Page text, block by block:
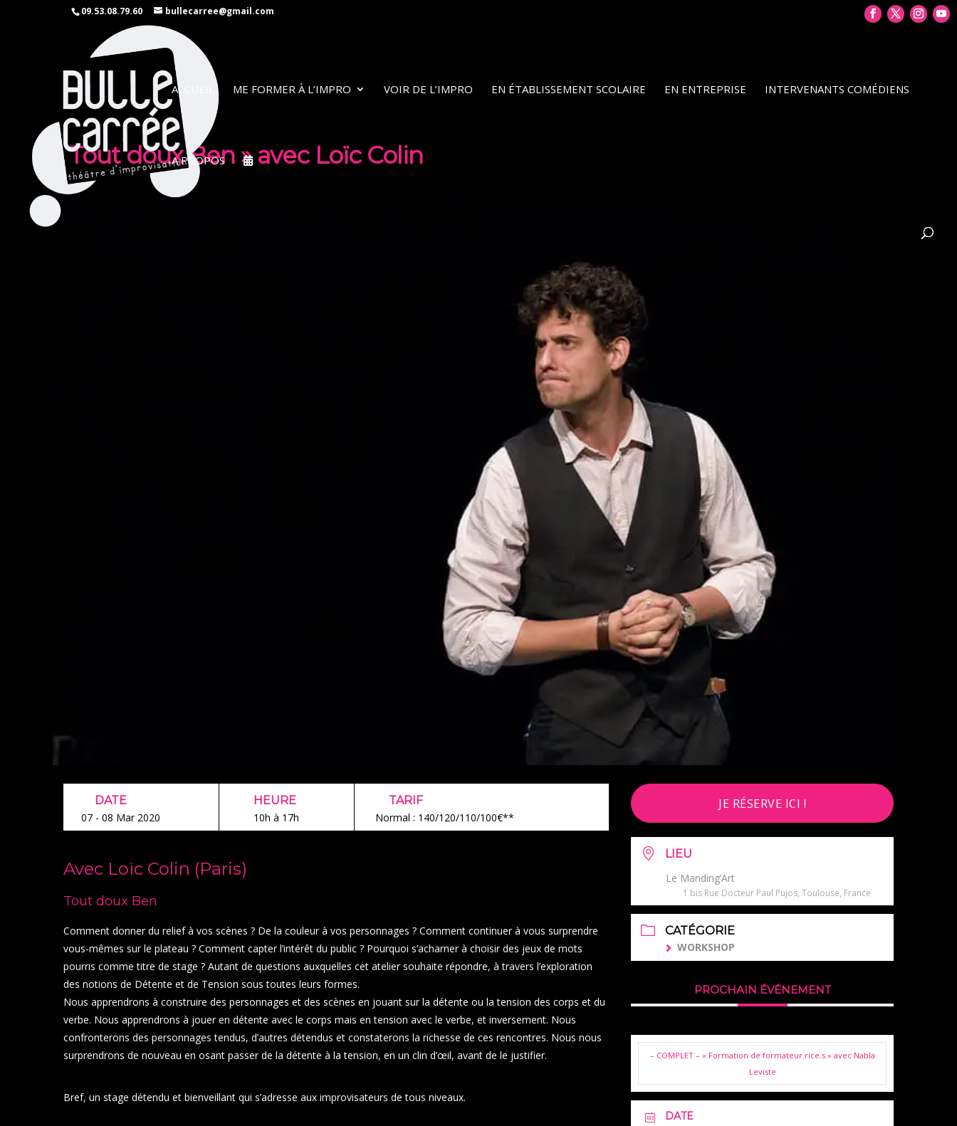
09.53.08.79.60 bullecarree@gmail.com
ACCUEIL ME FORMER À L’IMPRO VOIR DE L’IMPRO EN ÉTABLISSEMENT SCOLAIRE EN ENTREPRISE INTERVENANTS COMÉDIENS
A PROPOS
« Tout doux Ben » avec Loïc Colin
DATE
07 - 08 Mar 2020
HEURE
10h à 17h
TARIF
Normal : 140/120/110/100€**
Avec Loïc Colin (Paris)
Tout doux Ben
Comment donner du relief à vos scènes ? De la couleur à vos personnages ? Comment continuer à vous surprendre
vous-mêmes sur le plateau ? Comment capter l’intérêt du public ? Pourquoi s’acharner à choisir des jeux de mots
pourris comme titre de stage ? Autant de questions auxquelles cet atelier souhaite répondre, à travers l’exploration
des notions de Détente et de Tension sous toutes leurs formes.
Nous apprendrons à construire des personnages et des scènes en jouant sur la détente ou la tension des corps et du
verbe. Nous apprendrons à jouer en détente avec le corps mais en tension avec le verbe, et inversement. Nous
confronterons des personnages tendus, d’autres détendus et constaterons la richesse de ces rencontres. Nous nous
surprendrons de nouveau en osant passer de la détente à la tension, en un clin d’œil, avant de le justifier.
Bref, un stage détendu et bienveillant qui s’adresse aux improvisateurs de tous niveaux.
JE RÉSERVE ICI !
LIEU
Le Manding’Art
1 bis Rue Docteur Paul Pujos, Toulouse, France
CATÉGORIE
WORKSHOP
PROCHAIN ÉVÉNEMENT
– COMPLET – « Formation de formateur.rice.s » avec Nabla
Leviste
DATE